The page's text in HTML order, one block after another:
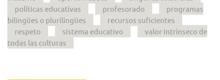
políticas educativas
profesorado
programas
bilingües o plurilingües
recursos suficientes
respeto
sistema educativo
valor intrínseco de
todas las culturas